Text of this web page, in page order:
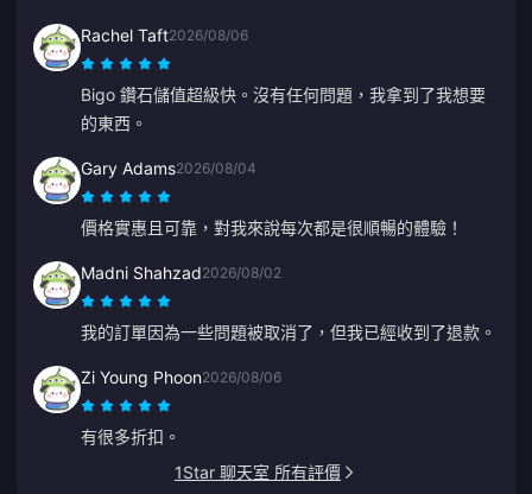
Rachel Taft2026/08/06
Bigo 鑽石儲值超級快。沒有任何問題，我拿到了我想要
的東西。
Gary Adams2026/08/04
價格實惠且可靠，對我來說每次都是很順暢的體驗！
Madni Shahzad2026/08/02
我的訂單因為一些問題被取消了，但我已經收到了退款。
Zi Young Phoon2026/08/06
有很多折扣。
1Star 聊天室 所有評價